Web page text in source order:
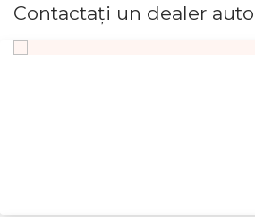
Contactaţi un dealer